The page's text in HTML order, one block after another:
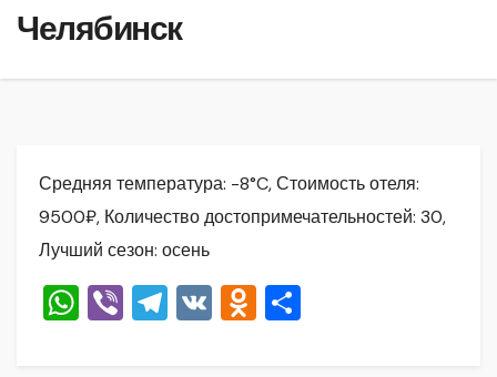
Челябинск
Средняя температура: -8°C, Стоимость отеля:
9500₽, Количество достопримечательностей: 30,
Лучший сезон: осень
W Vi T V O